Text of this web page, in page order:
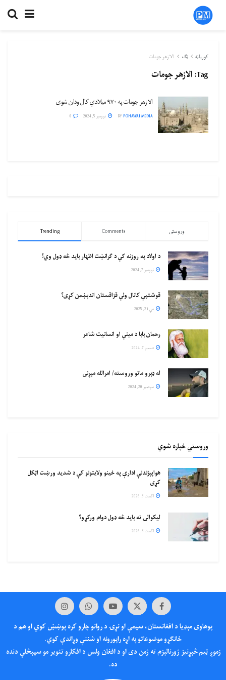
کورپاڼه ټګ الازهر جومات
Tag: الازهر جومات
الازهر جومات په ۹۷۰ میلادي کال ودان شوی
BYPOHAWAI MEDIA نوومبر 5, 2024
Trending Comments وروستی
د اولاد په روزنه کې د ګرانښت اظهار باید څه ډول وي؟
نوومبر 7, 2024
قوشتپې کانال ولې قزاقستان اندېښمن کړی؟
مې 21, 2025
رحمان بابا د مینې او انسانیت شاعر
دسمبر 7, 2024
له ډېرو ماتو وروسته/ امرالله مېړنی
سپتمبر 20, 2024
وروستي خپاره شوي
هواپېژندنې ادارې په ځینو ولایتونو کې د شدید ورښت اټکل
کړی
اگست 8, 2026
لیکوالۍ ته باید څه ډول دوام ورکړو؟
اگست 8, 2026
پوهاوی‌ مېډیا د افغانستان، سیمې او نړۍ د روانو چارو کره پوښښ کوي او هم د
ځانګړو موضوعاتو په اړه راپورونه او شننې وړاندې کوي.
زموږ ټیم څېړنیز ژورنالېزم ته ژمن دی او د افغان ولس د افکارو تنویر مو سپېڅلې دنده
ده.